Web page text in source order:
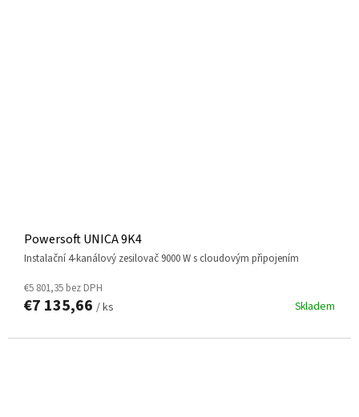
Powersoft UNICA 9K4
instalační 4-kanálový zesilovač 9000 W s cloudovým připojením
Skladem
€5 801,35 bez DPH
€7 135,66 / ks